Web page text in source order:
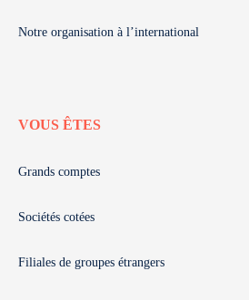
Notre organisation à l’international
VOUS ÊTES
Grands comptes
Sociétés cotées
Filiales de groupes étrangers